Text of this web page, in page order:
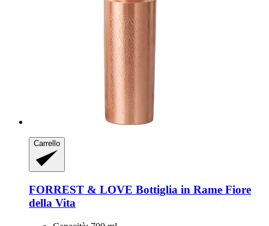
Carrello
FORREST & LOVE Bottiglia in Rame Fiore
della Vita